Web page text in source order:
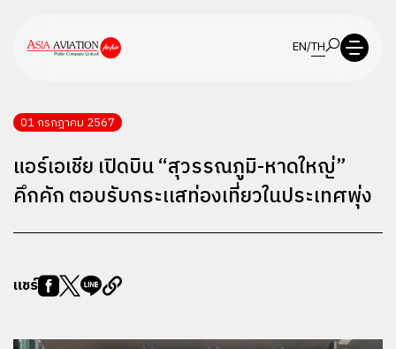
EN/TH
01 กรกฎาคม 2567
แอร์เอเชีย เปิดบิน “สุวรรณภูมิ-หาดใหญ่”
คึกคัก ตอบรับกระเเสท่องเที่ยวในประเทศพุ่ง
แชร์